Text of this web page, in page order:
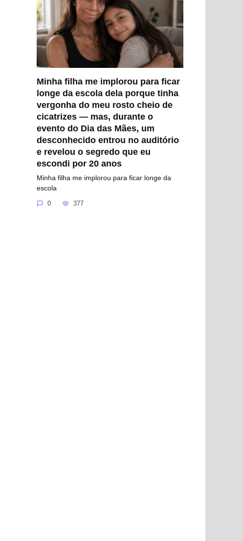
Minha filha me implorou para ficar
longe da escola dela porque tinha
vergonha do meu rosto cheio de
cicatrizes — mas, durante o
evento do Dia das Mães, um
desconhecido entrou no auditório
e revelou o segredo que eu
escondi por 20 anos
Minha filha me implorou para ficar longe da
escola
0 377